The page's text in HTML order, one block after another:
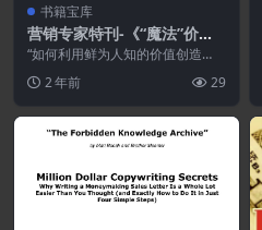
书籍宝库
营销专家特刊-《“魔法”价值
创造法》销售信[PDF文档]
“如何利用鲜为人知的价值创造
品的价值——“魔力”价...
2 年前 29